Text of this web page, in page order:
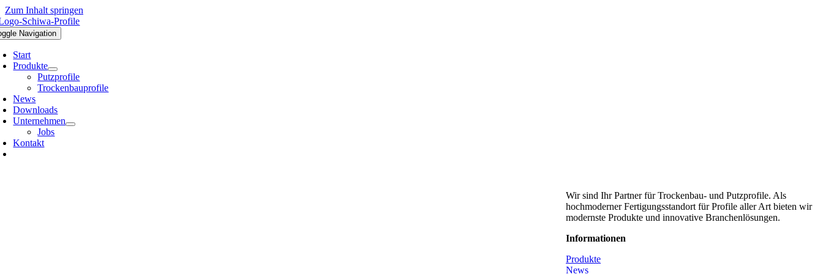
Zum Inhalt springen
Navigation
Start
Produkte
Putzprofile
Trockenbauprofile
News
Downloads
Unternehmen
Jobs
Kontakt
Wir sind Ihr Partner für Trockenbau- und Putzprofile. Als
hochmoderner Fertigungsstandort für Profile aller Art bieten wir
modernste Produkte und innovative Branchenlösungen.
Informationen
Produkte
News